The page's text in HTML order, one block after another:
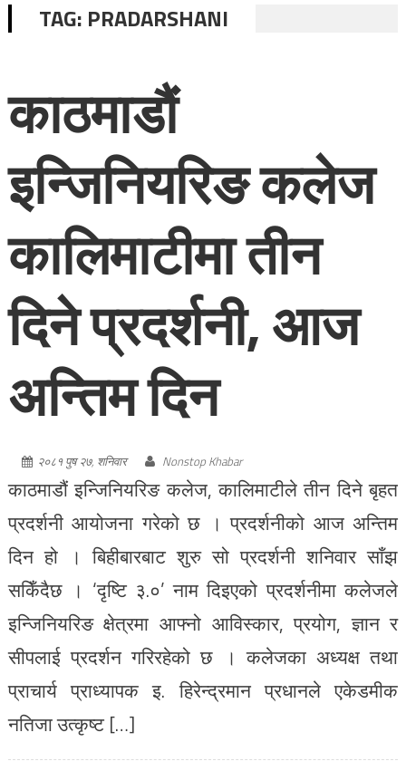
TAG: PRADARSHANI
काठमाडौं
इन्जिनियरिङ कलेज
कालिमाटीमा तीन
दिने प्रदर्शनी, आज
अन्तिम दिन
२०८१ पुष २७, शनिवार Nonstop Khabar
काठमाडौं इन्जिनियरिङ कलेज, कालिमाटीले तीन दिने बृहत
प्रदर्शनी आयोजना गरेको छ । प्रदर्शनीको आज अन्तिम
दिन हो । बिहीबारबाट शुरु सो प्रदर्शनी शनिवार साँझ
सकिँदैछ । ‘दृष्टि ३.०’ नाम दिइएको प्रदर्शनीमा कलेजले
इन्जिनियरिङ क्षेत्रमा आफ्नो आविस्कार, प्रयोग, ज्ञान र
सीपलाई प्रदर्शन गरिरहेको छ । कलेजका अध्यक्ष तथा
प्राचार्य प्राध्यापक इ. हिरेन्द्रमान प्रधानले एकेडमीक
नतिजा उत्कृष्ट […]